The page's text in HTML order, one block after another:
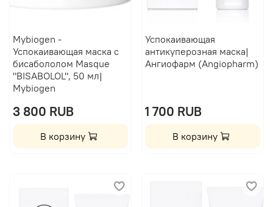
Mybiogen -
Успокаивающая маска с
бисабололом Masque
"BISABOLOL", 50 мл|
Mybiogen
3 800 RUB
В корзину
Успокаивающая
антикуперозная маска|
Ангиофарм (Angiopharm)
1 700 RUB
В корзину